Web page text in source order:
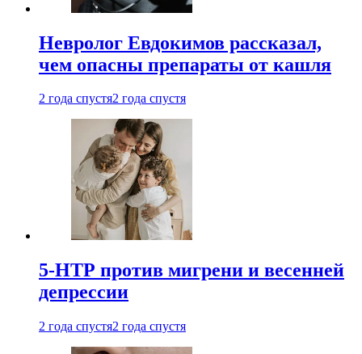
Невролог Евдокимов рассказал,
чем опасны препараты от кашля
2 года спустя2 года спустя
5-НТР против мигрени и весенней
депрессии
2 года спустя2 года спустя